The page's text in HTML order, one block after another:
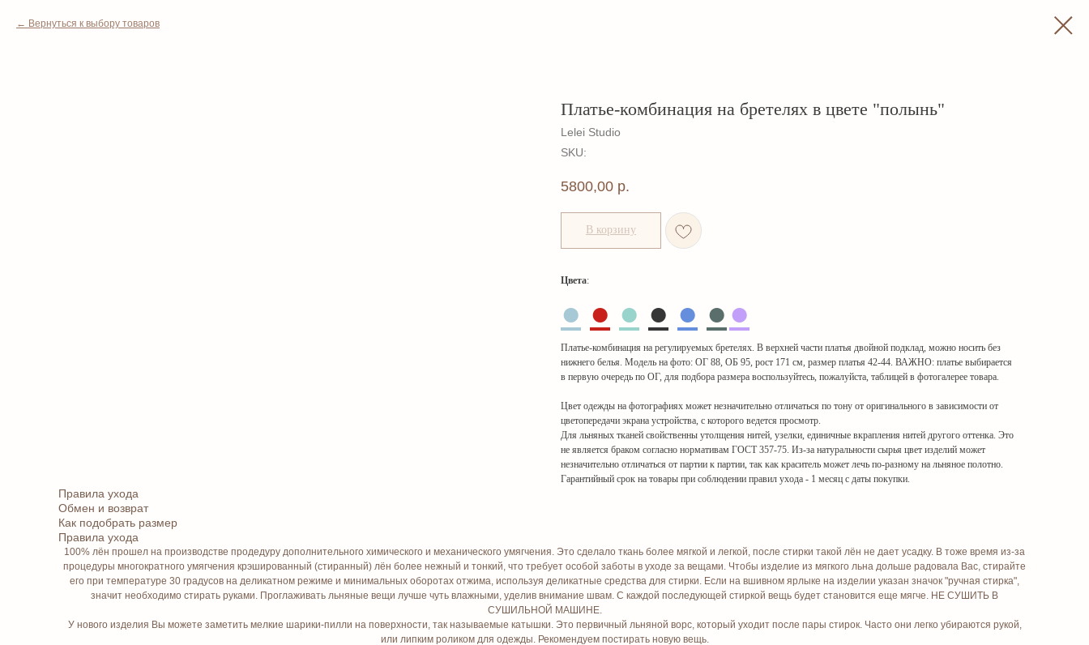
Вернуться к выбору товаров
Платье-комбинация на бретелях в цвете "полынь"
Lelei Studio
SKU:
5800,00 р.
В корзину
Цвета:
● ● ● ● ● ●●
Платье-комбинация на регулируемых бретелях. В верхней части платья двойной подклад, можно носить без
нижнего белья. Модель на фото: ОГ 88, ОБ 95, рост 171 см, размер платья 42-44. ВАЖНО: платье выбирается
в первую очередь по ОГ, для подбора размера воспользуйтесь, пожалуйста, таблицей в фотогалерее товара.
Цвет одежды на фотографиях может незначительно отличаться по тону от оригинального в зависимости от
цветопередачи экрана устройства, с которого ведется просмотр.
Для льняных тканей свойственны утолщения нитей, узелки, единичные вкрапления нитей другого оттенка. Это
не является браком согласно нормативам ГОСТ 357-75. Из-за натуральности сырья цвет изделий может
незначительно отличаться от партии к партии, так как краситель может лечь по-разному на льняное полотно.
Гарантийный срок на товары при соблюдении правил ухода - 1 месяц с даты покупки.
Правила ухода
Обмен и возврат
Как подобрать размер
Правила ухода
100% лён прошел на производстве продедуру дополнительного химического и механического умягчения. Это сделало ткань более мягкой и легкой, после стирки такой лён не дает усадку. В тоже время из-за
процедуры многократного умягчения крэшированный (стиранный) лён более нежный и тонкий, что требует особой заботы в уходе за вещами. Чтобы изделие из мягкого льна дольше радовала Вас, стирайте
его при температуре 30 градусов на деликатном режиме и минимальных оборотах отжима, используя деликатные средства для стирки. Если на вшивном ярлыке на изделии указан значок "ручная стирка",
значит необходимо стирать руками. Проглаживать льняные вещи лучше чуть влажными, уделив внимание швам. С каждой последующей стиркой вещь будет становится еще мягче. НЕ СУШИТЬ В
СУШИЛЬНОЙ МАШИНЕ.
У нового изделия Вы можете заметить мелкие шарики-пилли на поверхности, так называемые катышки. Это первичный льняной ворс, который уходит после пары стирок. Часто они легко убираются рукой,
или липким роликом для одежды. Рекомендуем постирать новую вещь.